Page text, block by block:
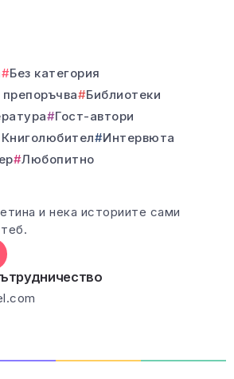
Без категория
Библиотеки
Гост-автори
Интервюта
Любопитно
и нека историите сами